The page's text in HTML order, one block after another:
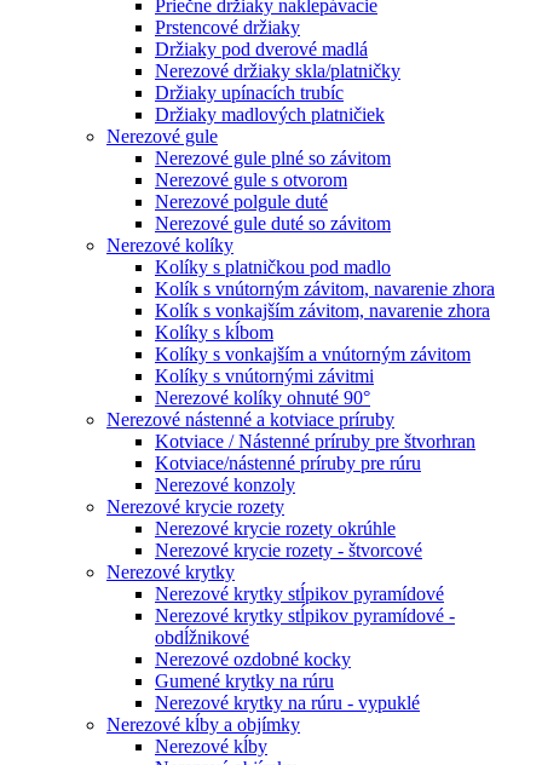
Priečne držiaky naklepávacie
Prstencové držiaky
Držiaky pod dverové madlá
Nerezové držiaky skla/platničky
Držiaky upínacích trubíc
Držiaky madlových platničiek
Nerezové gule
Nerezové gule plné so závitom
Nerezové gule s otvorom
Nerezové polgule duté
Nerezové gule duté so závitom
Nerezové kolíky
Kolíky s platničkou pod madlo
Kolík s vnútorným závitom, navarenie zhora
Kolík s vonkajším závitom, navarenie zhora
Kolíky s kĺbom
Kolíky s vonkajším a vnútorným závitom
Kolíky s vnútornými závitmi
Nerezové kolíky ohnuté 90°
Nerezové nástenné a kotviace príruby
Kotviace / Nástenné príruby pre štvorhran
Kotviace/nástenné príruby pre rúru
Nerezové konzoly
Nerezové krycie rozety
Nerezové krycie rozety okrúhle
Nerezové krycie rozety - štvorcové
Nerezové krytky
Nerezové krytky stĺpikov pyramídové
Nerezové krytky stĺpikov pyramídové -
obdĺžnikové
Nerezové ozdobné kocky
Gumené krytky na rúru
Nerezové krytky na rúru - vypuklé
Nerezové kĺby a objímky
Nerezové kĺby